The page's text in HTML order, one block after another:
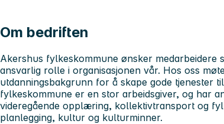
Om bedriften
Akershus fylkeskommune ønsker medarbeidere
ansvarlig rolle i organisasjonen vår. Hos oss
utdanningsbakgrunn for å skape gode tjenester
fylkeskommune er en stor arbeidsgiver, og har
videregående opplæring, kollektivtransport og
planlegging, kultur og kulturminner.